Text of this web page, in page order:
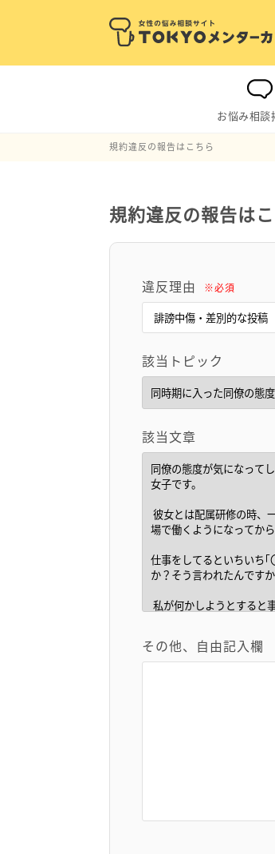
お悩み相談
規約違反の報告はこちら
規約違反の報告は
違反理由 ※必須
該当トピック
該当文章
その他、自由記入欄